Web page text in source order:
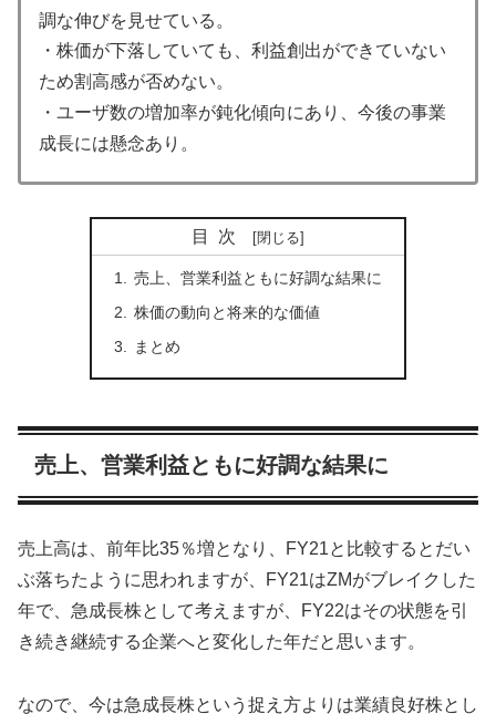
調な伸びを見せている。
・株価が下落していても、利益創出ができていない
ため割高感が否めない。
・ユーザ数の増加率が鈍化傾向にあり、今後の事業
成長には懸念あり。
目次
売上、営業利益ともに好調な結果に
株価の動向と将来的な価値
まとめ
売上、営業利益ともに好調な結果に
売上高は、前年比35％増となり、FY21と比較するとだい
ぶ落ちたように思われますが、FY21はZMがブレイクした
年で、急成長株として考えますが、FY22はその状態を引
き続き継続する企業へと変化した年だと思います。
なので、今は急成長株という捉え方よりは業績良好株とし